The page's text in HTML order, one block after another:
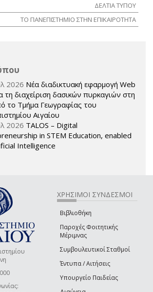
ΔΕΛΤΙΑ ΤΥΠΟΥ
ΤΟ ΠΑΝΕΠΙΣΤΗΜΙΟ ΣΤΗΝ ΕΠΙΚΑΙΡΟΤΗΤΑ
2026 Νέα διαδικτυακή εφαρμογή Web
τη διαχείριση δασικών πυρκαγιών στη
το Τμήμα Γεωγραφίας του
Αιγαίου
2026 TALOS – Digital
in STEM Education, enabled
Intelligence
ΧΡΗΣΙΜΟΙ ΣΥΝΔΕΣΜΟΙ
Βιβλιοθήκη
Παροχές Φοιτητικής
Μέριμνας
Συμβουλευτικοί Σταθμοί
Έντυπα / Αιτήσεις
Υπουργείο Παιδείας